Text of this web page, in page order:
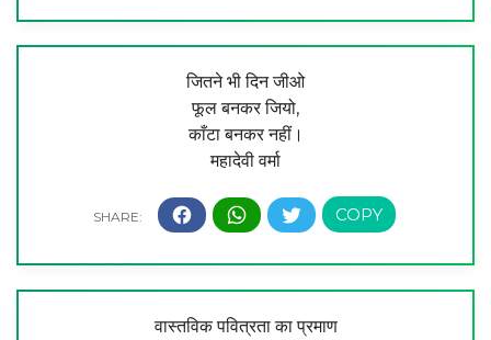
जितने भी दिन जीओ
फूल बनकर जियो,
काँटा बनकर नहीं।
महादेवी वर्मा
वास्तविक पवित्रता का प्रमाण